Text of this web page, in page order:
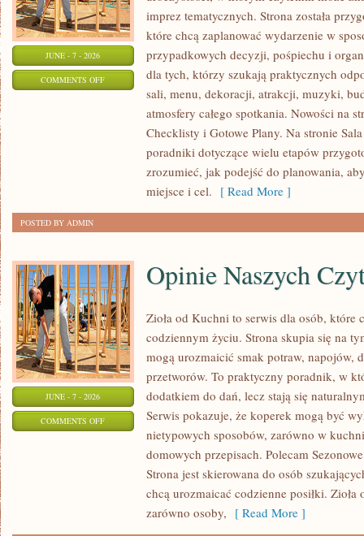
JUNE - 7 - 2026
COMMENTS OFFON
CHECKLISTY
imprez tematycznych. Strona została
które chcą zaplanować wydarzenie w
przypadkowych decyzji, pośpiechu i
dla tych, którzy szukają praktycznych
sali, menu, dekoracji, atrakcji, muzyki,
atmosfery całego spotkania. Nowości na
Checklisty i Gotowe Plany. Na stronie
poradniki dotyczące wielu etapów
zrozumieć, jak podejść do planowania,
miejsce i cel. [ Read More ]
POSTED BY ADMIN
JUNE - 7 - 2026
COMMENTS OFFON
CZYTELNIKÓW
Opinie Naszych
Zioła od Kuchni to serwis dla osób, które
codziennym życiu. Strona skupia się na
mogą urozmaicić smak potraw, napojów,
przetworów. To praktyczny poradnik, w
dodatkiem do dań, lecz stają się
Serwis pokazuje, że koperek mogą być
nietypowych sposobów, zarówno w
domowych przepisach. Polecam
Strona jest skierowana do osób
chcą urozmaicać codzienne posiłki.
zarówno osoby, [ Read More ]